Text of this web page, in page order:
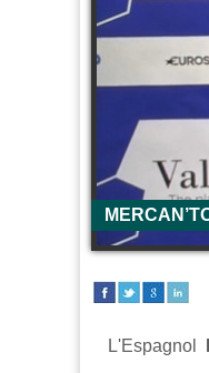
L'Espagnol